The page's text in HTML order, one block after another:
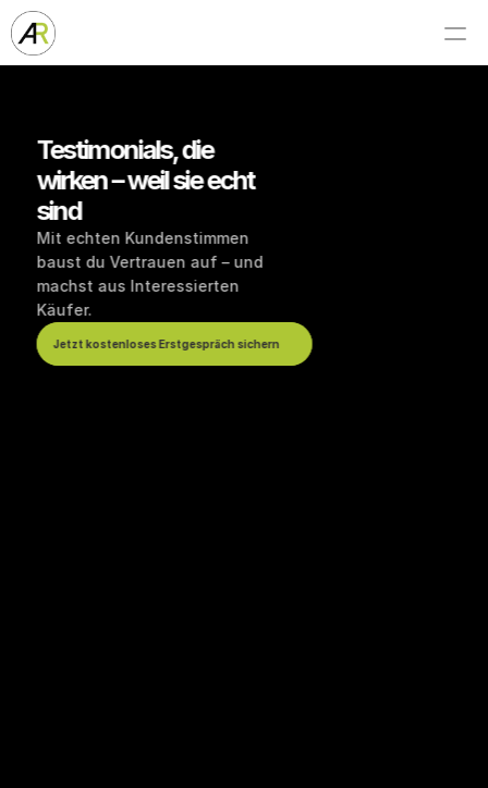
Testimonials, die
wirken – weil sie echt
sind
Mit echten Kundenstimmen
baust du Vertrauen auf – und
machst aus Interessierten
Käufer.
Jetzt kostenloses Erstgespräch sichern